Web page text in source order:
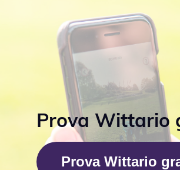
Prova Wittario
Prova Wittario